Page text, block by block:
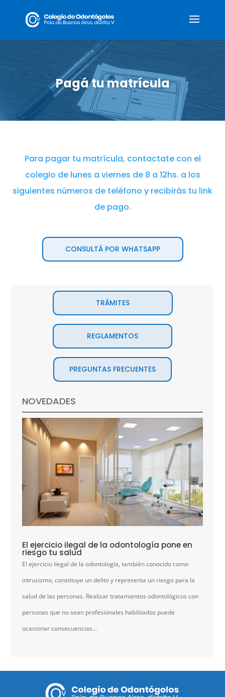
Pagá tu matrícula
Para pagar tu matrícula, contactate con el
colegio de lunes a viernes de 8 a 12hs. a los
siguientes números de teléfono y recibirás tu link
de pago.
CONSULTÁ POR WHATSAPP
TRÁMITES
REGLAMENTOS
PREGUNTAS FRECUENTES
NOVEDADES
El ejercicio ilegal de la odontología pone en
riesgo tu salud
El ejercicio ilegal de la odontología, también conocido como
intrusismo, constituye un delito y representa un riesgo para la
salud de las personas. Realizar tratamientos odontológicos con
personas que no sean profesionales habilitados puede
ocasionar consecuencias...